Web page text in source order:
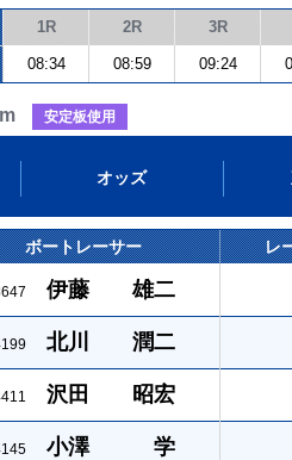
1R 2R 3R
08:34 08:59 09:24
安定板使用
オッズ
ボートレーサー レ
伊藤 雄二
北川 潤二
沢田 昭宏
小澤 学